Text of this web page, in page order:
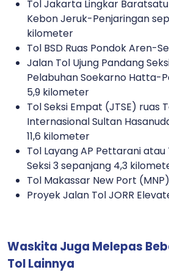
Tol Jakarta Lingkar Baratsatu
Kebon Jeruk-Penjaringan
kilometer
Tol BSD Ruas Pondok Aren-
Jalan Tol Ujung Pandang
Pelabuhan Soekarno Hatta-
5,9 kilometer
Tol Seksi Empat (JTSE) ruas
Internasional Sultan
11,6 kilometer
Tol Layang AP Pettarani atau
Seksi 3 sepanjang 4,3
Tol Makassar New Port
Proyek Jalan Tol JORR
Waskita Juga Melepas
Tol Lainnya